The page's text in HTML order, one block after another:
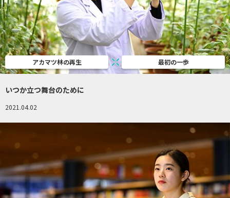
アカマツ林の再生 最初の一歩
いつか立つ舞台のために
2021.04.02